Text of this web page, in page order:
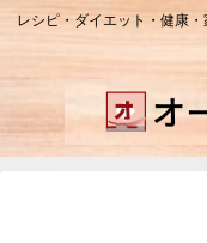
レシピ・ダイエット・健康